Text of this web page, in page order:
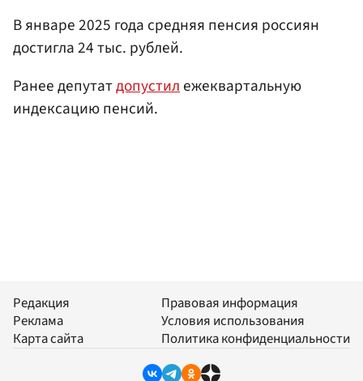
В январе 2025 года средняя пенсия россиян
достигла 24 тыс. рублей.
Ранее депутатдопустилежеквартальную
индексацию пенсий.
Редакция
Реклама
Карта сайта
Правовая информация
Условия использования
Политика конфиденциальности